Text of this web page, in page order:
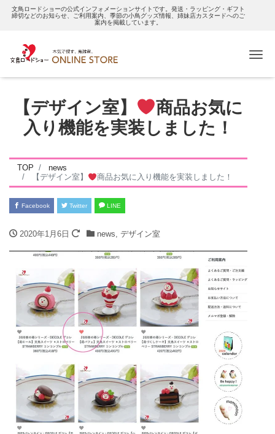
文鳥ロードショーの公式インフォメーションサイトです。発送・ラッピング・ギフト
締切などのお知らせ、ご利用案内、季節の小鳥グッズ情報、姉妹店カスタードへのご
案内を掲載しています。
【デザイン室】
商品お気に
入り機能を実装しました！
TOP
news
【デザイン室】
商品お気に入り機能を実装しました！
Facebook Twitter LINE
2020年1月6日 news デザイン室